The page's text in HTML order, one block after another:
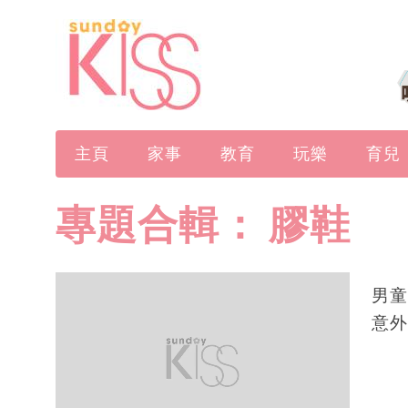
主頁 家事 教育 玩樂 育兒
專題合輯： 膠鞋
男
意外